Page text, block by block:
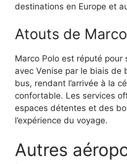
destinations en Europe et
Atouts de
Marco Polo est réputé pour
avec Venise par le biais de
bus, rendant l’arrivée à la
confortable. Les services
espaces détentes et des
l’expérience du voyage.
Autres